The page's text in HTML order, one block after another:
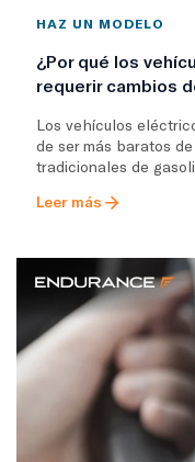
HAZ UN MODELO
¿Por qué los
requerir cambios
Los vehículos
de ser más baratos
tradicionales de
Leer más